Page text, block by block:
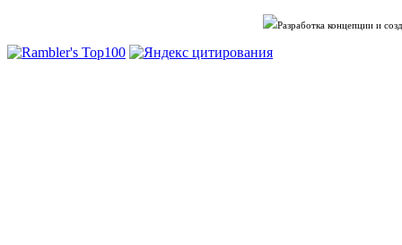
Разработка концепции и